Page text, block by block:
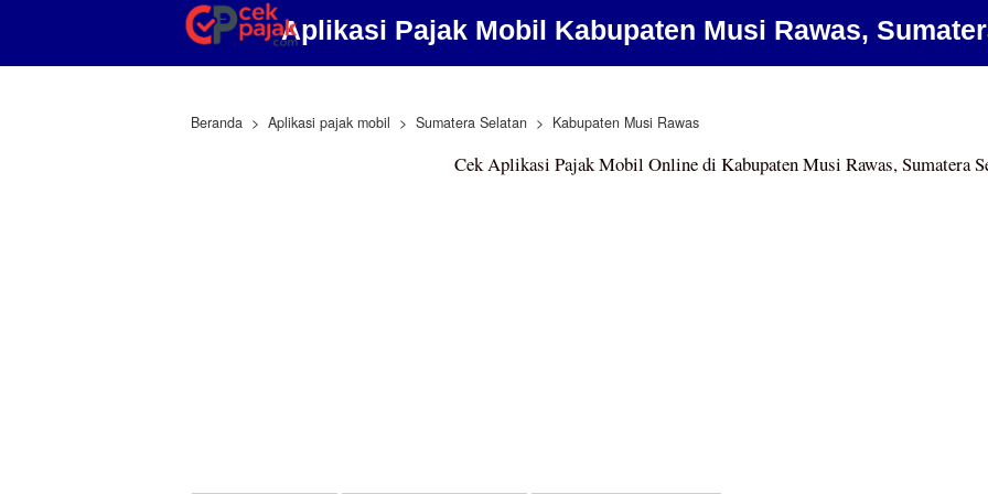
Aplikasi Pajak Mobil Kabupaten Musi Rawas,
Beranda Aplikasi pajak mobil Sumatera Selatan Kabupaten Musi Rawas
Cek Aplikasi Pajak Mobil Online di Kabupaten Musi Rawas, Sumatera